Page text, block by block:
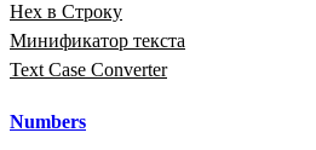
Hex в Строку
Минификатор текста
Text Case Converter
Numbers